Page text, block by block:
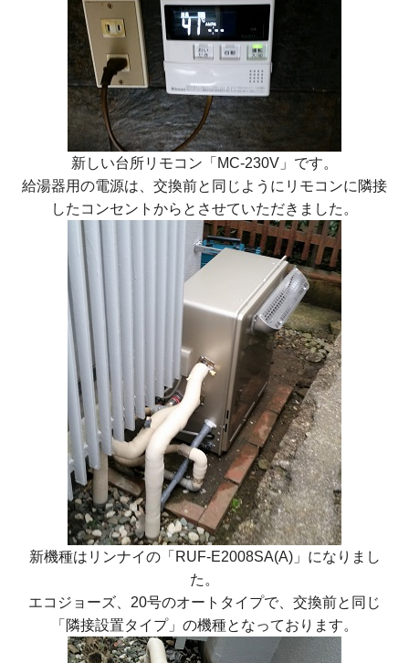
新しい台所リモコン「MC-230V」です。
給湯器用の電源は、交換前と同じようにリモコンに隣接
したコンセントからとさせていただきました。
新機種はリンナイの「RUF-E2008SA(A)」になりまし
た。
エコジョーズ、20号のオートタイプで、交換前と同じ
「隣接設置タイプ」の機種となっております。